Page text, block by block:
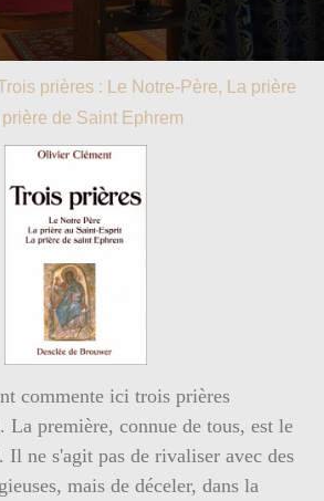
prières : Le Notre-Père, La prière
de Saint Ephrem
commente ici trois prières
La première, connue de tous, est le
Il ne s'agit pas de rivaliser avec des
mais de déceler, dans la